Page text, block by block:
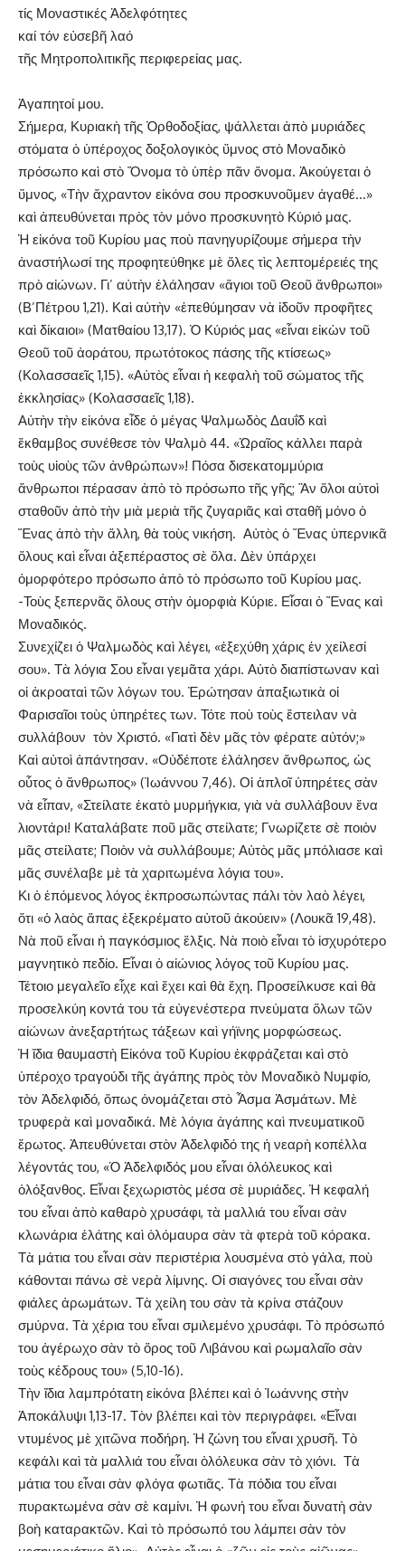
τίς Μοναστικές Ἀδελφότητες
καί τόν εὐσεβῆ λαό
τῆς Μητροπολιτικῆς περιφερείας μας.
Ἀγαπητοί μου.
Σήμερα, Κυριακὴ τῆς Ὀρθοδοξίας, ψάλλεται ἀπὸ μυριάδες
στόματα ὁ ὑπέροχος δοξολογικὸς ὕμνος στὸ Μοναδικὸ
πρόσωπο καὶ στὸ Ὄνομα τὸ ὑπὲρ πᾶν ὄνομα. Ἀκούγεται ὁ
ὕμνος, «Τὴν ἄχραντον εἰκόνα σου προσκυνοῦμεν ἀγαθέ…»
καὶ ἀπευθύνεται πρὸς τὸν μόνο προσκυνητὸ Κύριό μας.
Ἡ εἰκόνα τοῦ Κυρίου μας ποὺ πανηγυρίζουμε σήμερα τὴν
ἀναστήλωσί της προφητεύθηκε μὲ ὅλες τὶς λεπτομέρειές της
πρὸ αἰώνων. Γι’ αὐτὴν ἐλάλησαν «ἅγιοι τοῦ Θεοῦ ἄνθρωποι»
(Β’Πέτρου 1,21). Καὶ αὐτὴν «ἐπεθύμησαν νὰ ἰδοῦν προφῆτες
καὶ δίκαιοι» (Ματθαίου 13,17). Ὁ Κύριός μας «εἶναι εἰκὼν τοῦ
Θεοῦ τοῦ ἀοράτου, πρωτότοκος πάσης τῆς κτίσεως»
(Κολασσαεῖς 1,15). «Αὐτὸς εἶναι ἡ κεφαλὴ τοῦ σώματος τῆς
ἐκκλησίας» (Κολασσαεῖς 1,18).
Αὐτὴν τὴν εἰκόνα εἶδε ὁ μέγας Ψαλμωδὸς Δαυΐδ καὶ
ἔκθαμβος συνέθεσε τὸν Ψαλμὸ 44. «Ὡραῖος κάλλει παρὰ
τοὺς υἱοὺς τῶν ἀνθρώπων»! Πόσα δισεκατομμύρια
ἄνθρωποι πέρασαν ἀπὸ τὸ πρόσωπο τῆς γῆς; Ἂν ὅλοι αὐτοὶ
σταθοῦν ἀπὸ τὴν μιὰ μεριὰ τῆς ζυγαριᾶς καὶ σταθῆ μόνο ὁ
Ἕνας ἀπὸ τὴν ἄλλη, θὰ τοὺς νικήση. Αὐτὸς ὁ Ἕνας ὑπερνικᾶ
ὅλους καὶ εἶναι ἀξεπέραστος σὲ ὅλα. Δὲν ὑπάρχει
ὀμορφότερο πρόσωπο ἀπὸ τὸ πρόσωπο τοῦ Κυρίου μας.
-Τοὺς ξεπερνᾶς ὅλους στὴν ὀμορφιὰ Κύριε. Εἶσαι ὁ Ἕνας καὶ
Μοναδικός.
Συνεχίζει ὁ Ψαλμωδὸς καὶ λέγει, «ἐξεχύθη χάρις ἐν χείλεσί
σου». Τὰ λόγια Σου εἶναι γεμᾶτα χάρι. Αὐτὸ διαπίστωναν καὶ
οἱ ἀκροαταὶ τῶν λόγων του. Ἐρώτησαν ἀπαξιωτικὰ οἱ
Φαρισαῖοι τοὺς ὑπηρέτες των. Τότε ποὺ τοὺς ἔστειλαν νὰ
συλλάβουν τὸν Χριστό. «Γιατὶ δὲν μᾶς τὸν φέρατε αὐτόν;»
Καὶ αὐτοὶ ἀπάντησαν. «Οὐδέποτε ἐλάλησεν ἄνθρωπος, ὡς
οὗτος ὁ ἄνθρωπος» (Ἰωάννου 7,46). Οἱ ἁπλοῖ ὑπηρέτες σὰν
νὰ εἶπαν, «Στείλατε ἑκατὸ μυρμήγκια, γιὰ νὰ συλλάβουν ἕνα
λιοντάρι! Καταλάβατε ποῦ μᾶς στείλατε; Γνωρίζετε σὲ ποιὸν
μᾶς στείλατε; Ποιὸν νὰ συλλάβουμε; Αὐτὸς μᾶς μπόλιασε καὶ
μᾶς συνέλαβε μὲ τὰ χαριτωμένα λόγια του».
Κι ὁ ἑπόμενος λόγος ἐκπροσωπώντας πάλι τὸν λαὸ λέγει,
ὅτι «ὁ λαὸς ἅπας ἐξεκρέματο αὐτοῦ ἀκούειν» (Λουκᾶ 19,48).
Νὰ ποῦ εἶναι ἡ παγκόσμιος ἕλξις. Νὰ ποιὸ εἶναι τὸ ἰσχυρότερο
μαγνητικὸ πεδίο. Εἶναι ὁ αἰώνιος λόγος τοῦ Κυρίου μας.
Τέτοιο μεγαλεῖο εἶχε καὶ ἔχει καὶ θὰ ἔχη. Προσείλκυσε καὶ θὰ
προσελκύη κοντά του τὰ εὐγενέστερα πνεύματα ὅλων τῶν
αἰώνων ἀνεξαρτήτως τάξεων καὶ γήϊνης μορφώσεως.
Ἡ ἴδια θαυμαστὴ Εἰκόνα τοῦ Κυρίου ἐκφράζεται καὶ στὸ
ὑπέροχο τραγούδι τῆς ἀγάπης πρὸς τὸν Μοναδικὸ Νυμφίο,
τὸν Ἀδελφιδό, ὅπως ὀνομάζεται στὸ Ἆσμα Ἀσμάτων. Μὲ
τρυφερὰ καὶ μοναδικά. Μὲ λόγια ἀγάπης καὶ πνευματικοῦ
ἔρωτος. Ἀπευθύνεται στὸν Ἀδελφιδό της ἡ νεαρὴ κοπέλλα
λέγοντάς του, «Ὁ Ἀδελφιδός μου εἶναι ὁλόλευκος καὶ
ὁλόξανθος. Εἶναι ξεχωριστὸς μέσα σὲ μυριάδες. Ἡ κεφαλή
του εἶναι ἀπὸ καθαρὸ χρυσάφι, τὰ μαλλιά του εἶναι σὰν
κλωνάρια ἐλάτης καὶ ὁλόμαυρα σὰν τὰ φτερὰ τοῦ κόρακα.
Τὰ μάτια του εἶναι σὰν περιστέρια λουσμένα στὸ γάλα, ποὺ
κάθονται πάνω σὲ νερὰ λίμνης. Οἱ σιαγόνες του εἶναι σὰν
φιάλες ἀρωμάτων. Τὰ χείλη του σὰν τὰ κρίνα στάζουν
σμύρνα. Τὰ χέρια του εἶναι σμιλεμένο χρυσάφι. Τὸ πρόσωπό
του ἀγέρωχο σὰν τὸ ὄρος τοῦ Λιβάνου καὶ ρωμαλαῖο σὰν
τοὺς κέδρους του» (5,10-16).
Τὴν ἴδια λαμπρότατη εἰκόνα βλέπει καὶ ὁ Ἰωάννης στὴν
Ἀποκάλυψι 1,13-17. Τὸν βλέπει καὶ τὸν περιγράφει. «Εἶναι
ντυμένος μὲ χιτῶνα ποδήρη. Ἡ ζώνη του εἶναι χρυσῆ. Τὸ
κεφάλι καὶ τὰ μαλλιά του εἶναι ὁλόλευκα σὰν τὸ χιόνι. Τὰ
μάτια του εἶναι σὰν φλόγα φωτιᾶς. Τὰ πόδια του εἶναι
πυρακτωμένα σὰν σὲ καμίνι. Ἡ φωνή του εἶναι δυνατὴ σὰν
βοὴ καταρακτῶν. Καὶ τὸ πρόσωπό του λάμπει σὰν τὸν